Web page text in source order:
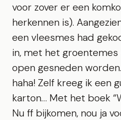
voor zover er een
herkennen is).
een vleesmes had
in, met het
open gesneden
haha! Zelf kreeg ik een
karton… Met het boek
Nu ff bijkomen, nou ja